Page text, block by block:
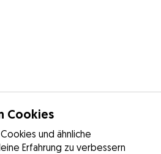
Cookies
und ähnliche
Erfahrung zu verbessern